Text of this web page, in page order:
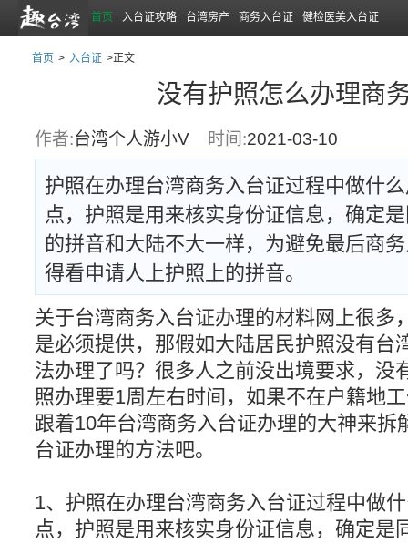
首页 入台证攻略 台湾房产 商务入台证 健检医美入台证
首页 > 入台证 >正文
没有护照怎么办理商
作者:台湾个人游小V 时间:2021-03-10
护照在办理台湾商务入台证过程中做什
点，护照是用来核实身份证信息，确定
的拼音和大陆不大一样，为避免最后商
得看申请人上护照上的拼音。
关于台湾商务入台证办理的材料网上很多
是必须提供，那假如大陆居民护照没有台
法办理了吗？很多人之前没出境要求，没
照办理要1周左右时间，如果不在户籍地
跟着10年台湾商务入台证办理的大神来拆
台证办理的方法吧。
1、护照在办理台湾商务入台证过程中做
点，护照是用来核实身份证信息，确定是